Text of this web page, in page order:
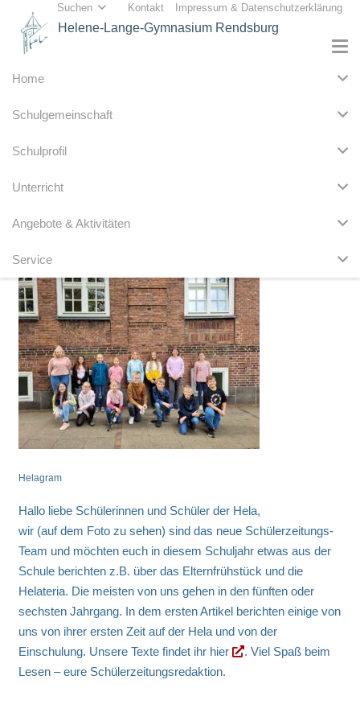
Suchen Kontakt Impressum & Datenschutzerklärung
Helene-Lange-Gymnasium Rendsburg
Home
Schulgemeinschaft
Schulprofil
Unterricht
Angebote & Aktivitäten
Service
Helagram
Hallo liebe Schülerinnen und Schüler der Hela,
wir (auf dem Foto zu sehen) sind das neue Schülerzeitungs-
Team und möchten euch in diesem Schuljahr etwas aus der
Schule berichten z.B. über das Elternfrühstück und die
Helateria. Die meisten von uns gehen in den fünften oder
sechsten Jahrgang. In dem ersten Artikel berichten einige von
uns von ihrer ersten Zeit auf der Hela und von der
Einschulung. Unsere Texte findet ihr hier
. Viel Spaß beim
Lesen – eure Schülerzeitungsredaktion.